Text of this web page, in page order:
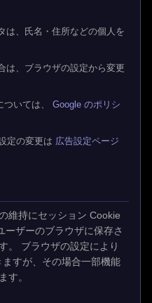
は、氏名・住所などの個人を
は、ブラウザの設定から変更
いては、 Google のポリシ
定の変更は 広告設定ページ
維持にセッション Cookie
ーザーのブラウザに保存さ
。 ブラウザの設定により
すが、その場合一部機能
す。